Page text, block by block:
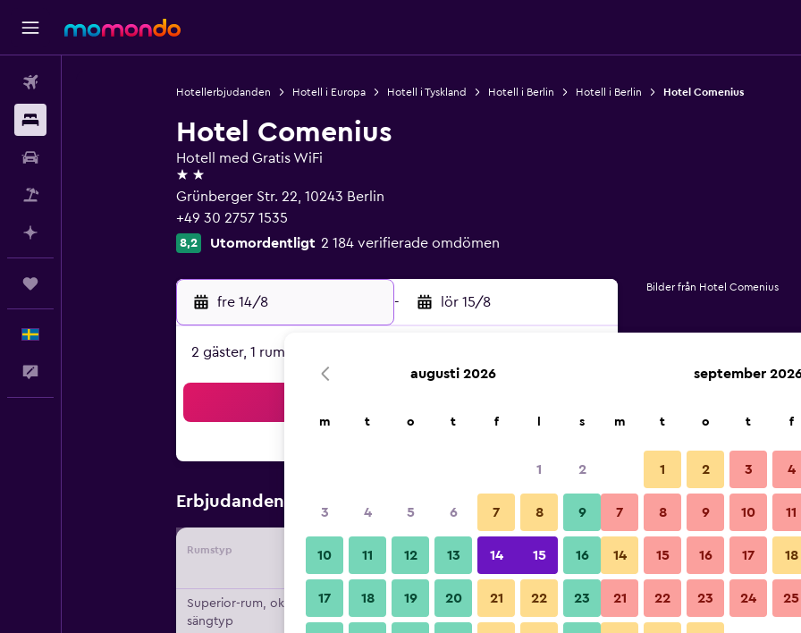
Hotellerbjudanden Hotell i Europa Hotell i Tyskland Hotell i Berlin Hotell i Berlin Hotel Comenius
Hotel Comenius
Hotell med Gratis WiFi
2 stjärnor
Grünberger Str. 22, 10243 Berlin
+49 30 2757 1535
8,2 Utomordentligt 2 184 verifierade omdömen
fre 14/8 - lör 15/8
2 gäster, 1 rum
Erbjudanden från Billigaste Pris per natt
Rumstyp Leverantör
Per natt
Superior-rum, okänd
sängtyp
847 kr Visa erbjudande
Bilder från Hotel Comenius
augusti 2026
m t o t f s
1 2
3 4 5 6 7 8 9
10 11 12 13 14 15 16
17 18 19 20 21 22 23
september
m t o t f
1 2 3 4
7 8 9 10 11
14 15 16 17 18
21 22 23 24 25